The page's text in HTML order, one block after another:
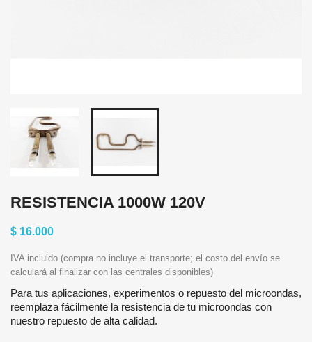
RESISTENCIA 1000W 120V
$ 16.000
IVA incluido (compra no incluye el transporte; el costo del envío se
calculará al finalizar con las centrales disponibles)
Para tus aplicaciones, experimentos o repuesto del microondas,
reemplaza fácilmente la resistencia de tu microondas con
nuestro repuesto de alta calidad.